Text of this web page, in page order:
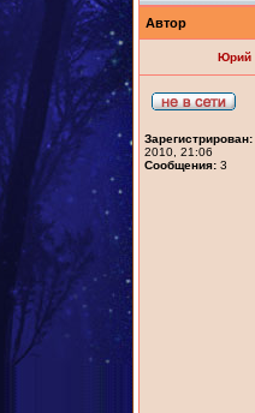
Автор
Юрий
Зарегистрирован:
2010, 21:06
Сообщения: 3